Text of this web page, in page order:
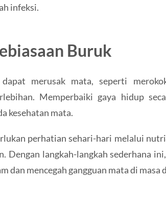
infeksi.
Buruk
dapat merusak mata, seperti
Memperbaiki gaya hidup
kesehatan mata.
perhatian sehari-hari melalui
Dengan langkah-langkah sederhana
dan mencegah gangguan mata di masa